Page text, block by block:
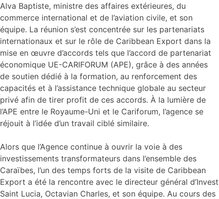
Alva Baptiste, ministre des affaires extérieures, du
commerce international et de l’aviation civile, et son
équipe. La réunion s’est concentrée sur les partenariats
internationaux et sur le rôle de Caribbean Export dans la
mise en œuvre d’accords tels que l’accord de partenariat
économique UE-CARIFORUM (APE), grâce à des années
de soutien dédié à la formation, au renforcement des
capacités et à l’assistance technique globale au secteur
privé afin de tirer profit de ces accords. À la lumière de
l’APE entre le Royaume-Uni et le Cariforum, l’agence se
réjouit à l’idée d’un travail ciblé similaire.
Alors que l’Agence continue à ouvrir la voie à des
investissements transformateurs dans l’ensemble des
Caraïbes, l’un des temps forts de la visite de Caribbean
Export a été la rencontre avec le directeur général d’Invest
Saint Lucia, Octavian Charles, et son équipe. Au cours des